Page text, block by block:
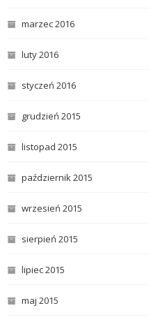
marzec 2016
luty 2016
styczeń 2016
grudzień 2015
listopad 2015
październik 2015
wrzesień 2015
sierpień 2015
lipiec 2015
maj 2015